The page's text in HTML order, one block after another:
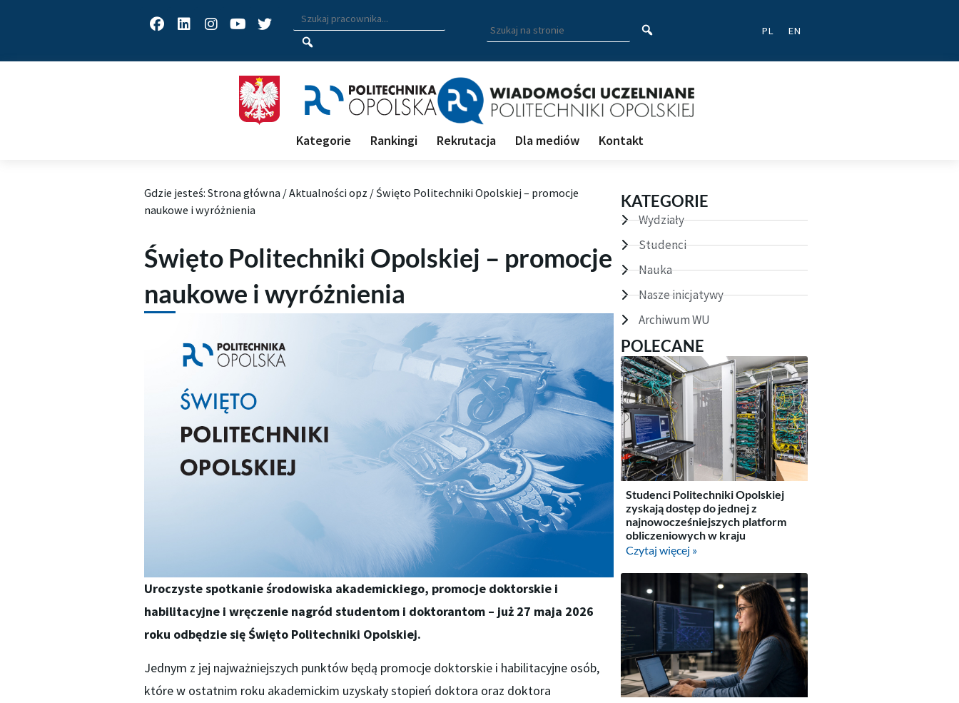
Facebook
LinkedinInstagram
YoutubeTwitterWyszukiwarka pracowników
Wpisz nazwisko, fragment nazwiska bądź imię pracownika aby wyszukać
Wpisz
szukaną
frazę
wyszukać
na
PL EN
Kategorie Rankingi Rekrutacja Dla mediów Kontakt
Gdzie jesteś: Strona główna /Aktualności opz /Święto Politechniki Opolskiej – promocje
naukowe i wyróżnienia
Święto Politechniki Opolskiej – promocje
naukowe i wyróżnienia
Uroczyste spotkanie środowiska akademickiego, promocje doktorskie i
habilitacyjne i wręczenie nagród studentom i doktorantom – już 27 maja 2026
roku odbędzie się Święto Politechniki Opolskiej.
Jednym z jej najważniejszych punktów będą promocje doktorskie i habilitacyjne osób,
które w ostatnim roku akademickim uzyskały stopień doktora oraz doktora
KATEGORIE
Wydziały
Studenci
Nauka
Nasze inicjatywy
Archiwum WU
POLECANE
Studenci Politechniki Opolskiej
zyskają dostęp do jednej z
najnowocześniejszych platform
obliczeniowych w kraju
Czytaj więcej »